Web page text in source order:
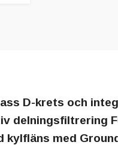
D-krets och
delningsfiltrering
med